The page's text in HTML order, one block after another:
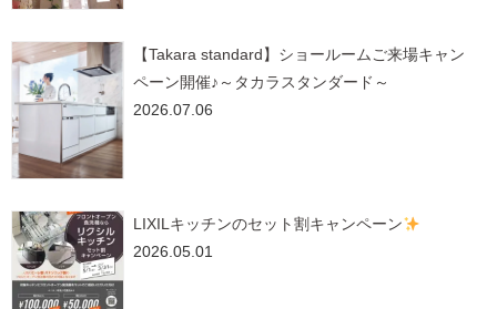
【Takara standard】ショールームご来場キャン
ペーン開催♪～タカラスタンダード～
2026.07.06
LIXILキッチンのセット割キャンペーン
2026.05.01